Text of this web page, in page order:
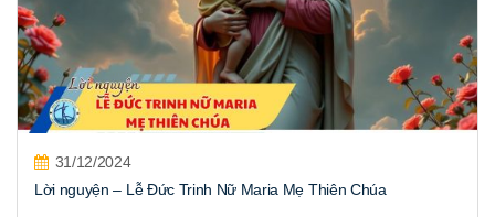
31/12/2024
Lời nguyện – Lễ Đức Trinh Nữ Maria Mẹ Thiên Chúa